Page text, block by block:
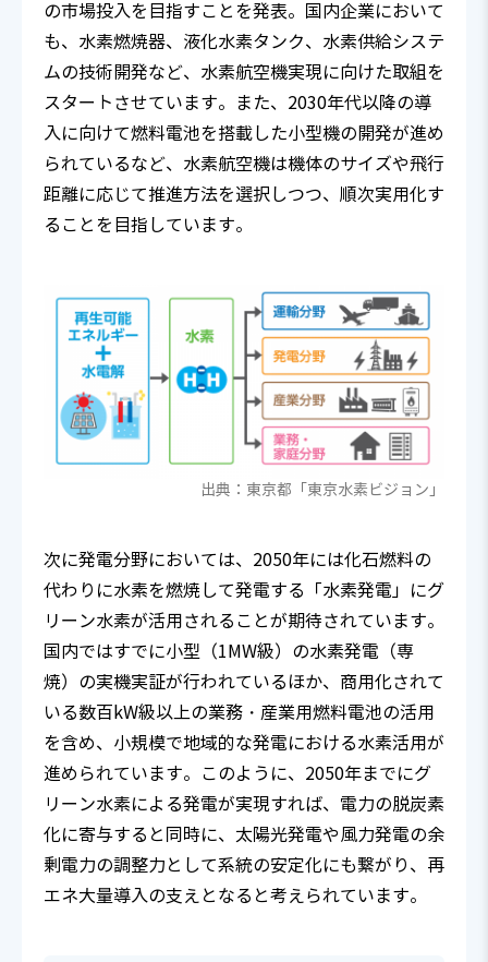
の市場投入を目指すことを発表。国内企業において
も、水素燃焼器、液化水素タンク、水素供給システ
ムの技術開発など、水素航空機実現に向けた取組を
スタートさせています。また、2030年代以降の導
入に向けて燃料電池を搭載した小型機の開発が進め
られているなど、水素航空機は機体のサイズや飛行
距離に応じて推進方法を選択しつつ、順次実用化す
ることを目指しています。
出典：東京都「東京水素ビジョン」
次に発電分野においては、2050年には化石燃料の
代わりに水素を燃焼して発電する「水素発電」にグ
リーン水素が活用されることが期待されています。
国内ではすでに小型（1MW級）の水素発電（専
焼）の実機実証が行われているほか、商用化されて
いる数百kW級以上の業務・産業用燃料電池の活用
を含め、小規模で地域的な発電における水素活用が
進められています。このように、2050年までにグ
リーン水素による発電が実現すれば、電力の脱炭素
化に寄与すると同時に、太陽光発電や風力発電の余
剰電力の調整力として系統の安定化にも繋がり、再
エネ大量導入の支えとなると考えられています。